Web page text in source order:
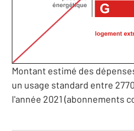
Montant estimé des
un usage standard entre
l'année 2021 (abonnements